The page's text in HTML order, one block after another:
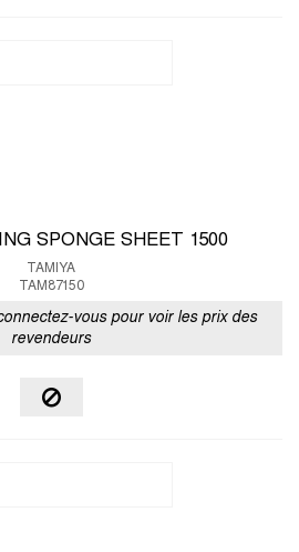
SPONGE SHEET 1500
TAMIYA
TAM87150
vous pour voir les prix des
revendeurs